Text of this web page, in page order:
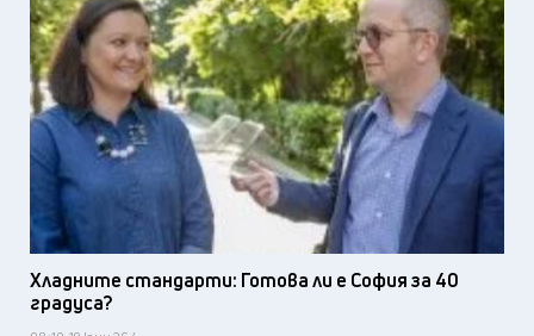
Хладните стандарти: Готова ли е София за 40
градуса?